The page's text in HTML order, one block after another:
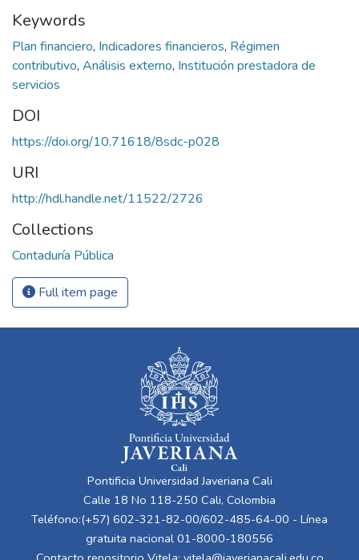
Keywords
Plan financiero, Indicadores financieros, Régimen
contributivo, Análisis externo, Institución prestadora de
servicios
DOI
https://doi.org/10.71618/8sdc-p028
URI
http://hdl.handle.net/11522/2726
Collections
Contaduría Pública
Full item page
Pontificia Universidad Javeriana Cali
Calle 18 No 118-250 Cali, Colombia
Teléfono:(+57) 602-321-82-00/602-485-64-00 - Línea
gratuita nacional 01-8000-180556